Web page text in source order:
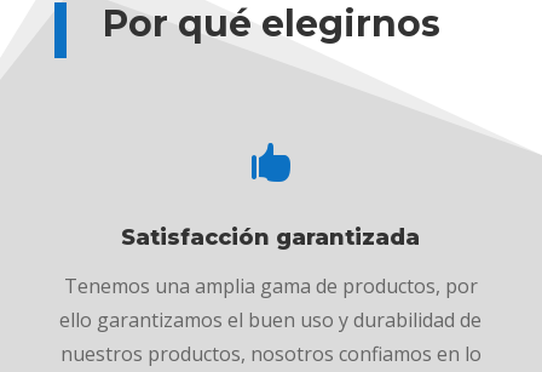
Por qué elegirnos

Satisfacción garantizada
Tenemos una amplia gama de productos, por
ello garantizamos el buen uso y durabilidad de
nuestros productos, nosotros confiamos en lo